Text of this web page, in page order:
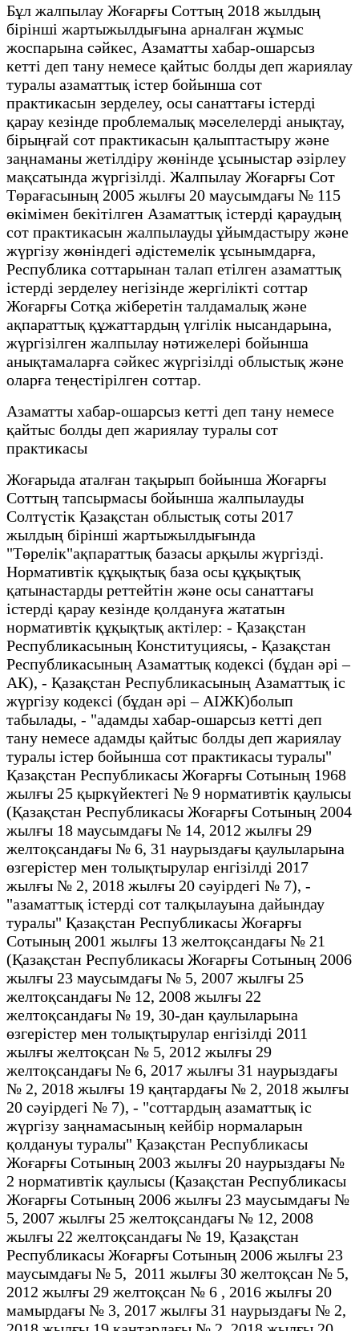
Бұл жалпылау Жоғарғы Соттың 2018 жылдың
бірінші жартыжылдығына арналған жұмыс
жоспарына сәйкес, Азаматты хабар-ошарсыз
кетті деп тану немесе қайтыс болды деп жариялау
туралы азаматтық істер бойынша сот
практикасын зерделеу, осы санаттағы істерді
қарау кезінде проблемалық мәселелерді анықтау,
бірыңғай сот практикасын қалыптастыру және
заңнаманы жетілдіру жөнінде ұсыныстар әзірлеу
мақсатында жүргізілді. Жалпылау Жоғарғы Сот
Төрағасының 2005 жылғы 20 маусымдағы № 115
өкімімен бекітілген Азаматтық істерді қараудың
сот практикасын жалпылауды ұйымдастыру және
жүргізу жөніндегі әдістемелік ұсынымдарға,
Республика соттарынан талап етілген азаматтық
істерді зерделеу негізінде жергілікті соттар
Жоғарғы Сотқа жіберетін талдамалық және
ақпараттық құжаттардың үлгілік нысандарына,
жүргізілген жалпылау нәтижелері бойынша
анықтамаларға сәйкес жүргізілді облыстық және
оларға теңестірілген соттар.
Азаматты хабар-ошарсыз кетті деп тану немесе
қайтыс болды деп жариялау туралы сот
практикасы
Жоғарыда аталған тақырып бойынша Жоғарғы
Соттың тапсырмасы бойынша жалпылауды
Солтүстік Қазақстан облыстық соты 2017
жылдың бірінші жартыжылдығында
"Төрелік"ақпараттық базасы арқылы жүргізді.
Нормативтік құқықтық база осы құқықтық
қатынастарды реттейтін және осы санаттағы
істерді қарау кезінде қолдануға жататын
нормативтік құқықтық актілер: - Қазақстан
Республикасының Конституциясы, - Қазақстан
Республикасының Азаматтық кодексі (бұдан әрі –
АК), - Қазақстан Республикасының Азаматтық іс
жүргізу кодексі (бұдан әрі – АІЖК)болып
табылады, - "адамды хабар-ошарсыз кетті деп
тану немесе адамды қайтыс болды деп жариялау
туралы істер бойынша сот практикасы туралы"
Қазақстан Республикасы Жоғарғы Сотының 1968
жылғы 25 қыркүйектегі № 9 нормативтік қаулысы
(Қазақстан Республикасы Жоғарғы Сотының 2004
жылғы 18 маусымдағы № 14, 2012 жылғы 29
желтоқсандағы № 6, 31 наурыздағы қаулыларына
өзгерістер мен толықтырулар енгізілді 2017
жылғы № 2, 2018 жылғы 20 сәуірдегі № 7), -
"азаматтық істерді сот талқылауына дайындау
туралы" Қазақстан Республикасы Жоғарғы
Сотының 2001 жылғы 13 желтоқсандағы № 21
(Қазақстан Республикасы Жоғарғы Сотының 2006
жылғы 23 маусымдағы № 5, 2007 жылғы 25
желтоқсандағы № 12, 2008 жылғы 22
желтоқсандағы № 19, 30-дан қаулыларына
өзгерістер мен толықтырулар енгізілді 2011
жылғы желтоқсан № 5, 2012 жылғы 29
желтоқсандағы № 6, 2017 жылғы 31 наурыздағы
№ 2, 2018 жылғы 19 қаңтардағы № 2, 2018 жылғы
20 сәуірдегі № 7), - "соттардың азаматтық іс
жүргізу заңнамасының кейбір нормаларын
қолдануы туралы" Қазақстан Республикасы
Жоғарғы Сотының 2003 жылғы 20 наурыздағы №
2 нормативтік қаулысы (Қазақстан Республикасы
Жоғарғы Сотының 2006 жылғы 23 маусымдағы №
5, 2007 жылғы 25 желтоқсандағы № 12, 2008
жылғы 22 желтоқсандағы № 19, Қазақстан
Республикасы Жоғарғы Сотының 2006 жылғы 23
маусымдағы № 5, 2011 жылғы 30 желтоқсан № 5,
2012 жылғы 29 желтоқсан № 6 , 2016 жылғы 20
мамырдағы № 3, 2017 жылғы 31 наурыздағы № 2,